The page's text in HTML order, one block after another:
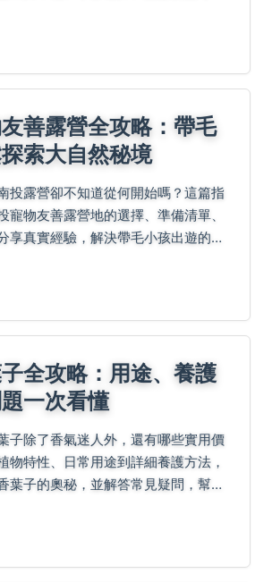
善露營全攻略：帶毛
索大自然秘境
投露營卻不知道從何開始嗎？這篇指
寵物友善露營地的選擇、準備清單、
享真實經驗，解決帶毛小孩出遊的所
全攻略：用途、養護
一次看懂
子除了香氣迷人外，還有哪些實用價
物特性、日常用途到詳細養護方法，
葉子的奧秘，並解答常見疑問，幫助